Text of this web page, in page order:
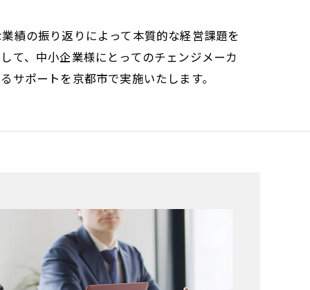
績の振り返りによって本質的な経営課題を
て、中小企業様にとってのチェンジメーカ
ポートを京都市で実施いたします。